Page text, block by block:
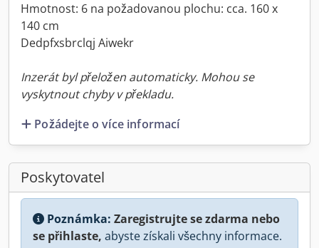
Hmotnost: 6 na požadovanou plochu: cca. 160 x
140 cm
Dedpfxsbrclqj Aiwekr
Inzerát byl přeložen automaticky. Mohou se
vyskytnout chyby v překladu.
Požádejte o více informací
Poskytovatel
Poznámka: Zaregistrujte se zdarma nebo
se přihlaste, abyste získali všechny informace.